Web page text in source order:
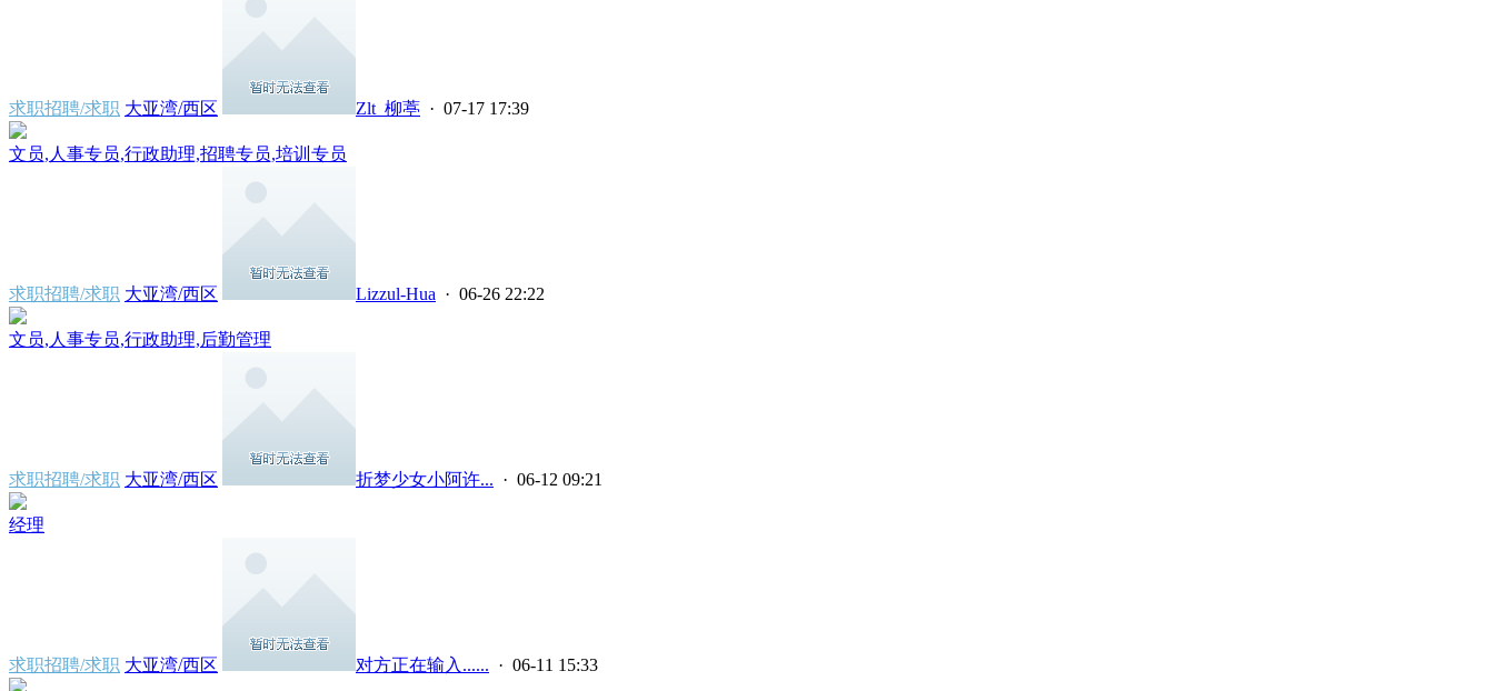
求职招聘/求职 大亚湾/西区 Zlt_柳葶 · 07-17 17:39
文员,人事专员,行政助理,招聘专员,培训专员
求职招聘/求职 大亚湾/西区 Lizzul-Hua · 06-26 22:22
文员,人事专员,行政助理,后勤管理
求职招聘/求职 大亚湾/西区 折梦少女小阿许... · 06-12 09:21
经理
求职招聘/求职 大亚湾/西区 对方正在输入...... · 06-11 15:33